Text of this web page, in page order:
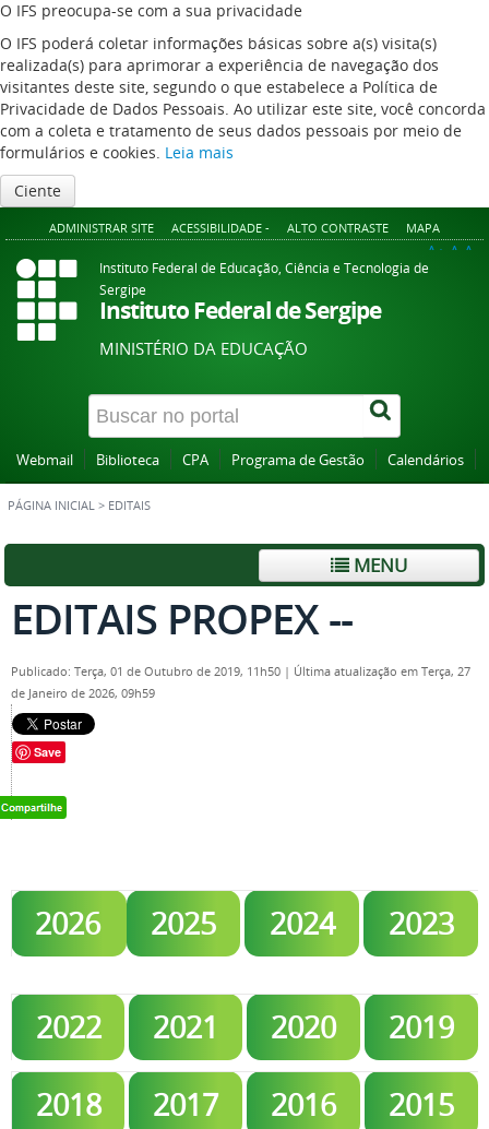
O IFS preocupa-se com a sua privacidade
O IFS poderá coletar informações básicas sobre a(s) visita(s)
realizada(s) para aprimorar a experiência de navegação dos
visitantes deste site, segundo o que estabelece a Política de
Privacidade de Dados Pessoais. Ao utilizar este site, você concorda
com a coleta e tratamento de seus dados pessoais por meio de
formulários e cookies. Leia mais
Ciente
ADMINISTRAR SITE ACESSIBILIDADE - ALTO CONTRASTE MAPA
A+ A A-
Instituto Federal de Educação, Ciência e Tecnologia de
Sergipe
Instituto Federal de Sergipe
MINISTÉRIO DA EDUCAÇÃO
Webmail Biblioteca CPA Programa de Gestão Calendários
PÁGINA INICIAL > EDITAIS
MENU
EDITAIS PROPEX --
Publicado: Terça, 01 de Outubro de 2019, 11h50 | Última atualização em Terça, 27
de Janeiro de 2026, 09h59
Save
2026 2025 2024 2023
2022 2021 2020
2019
2018
2017 2016
2015